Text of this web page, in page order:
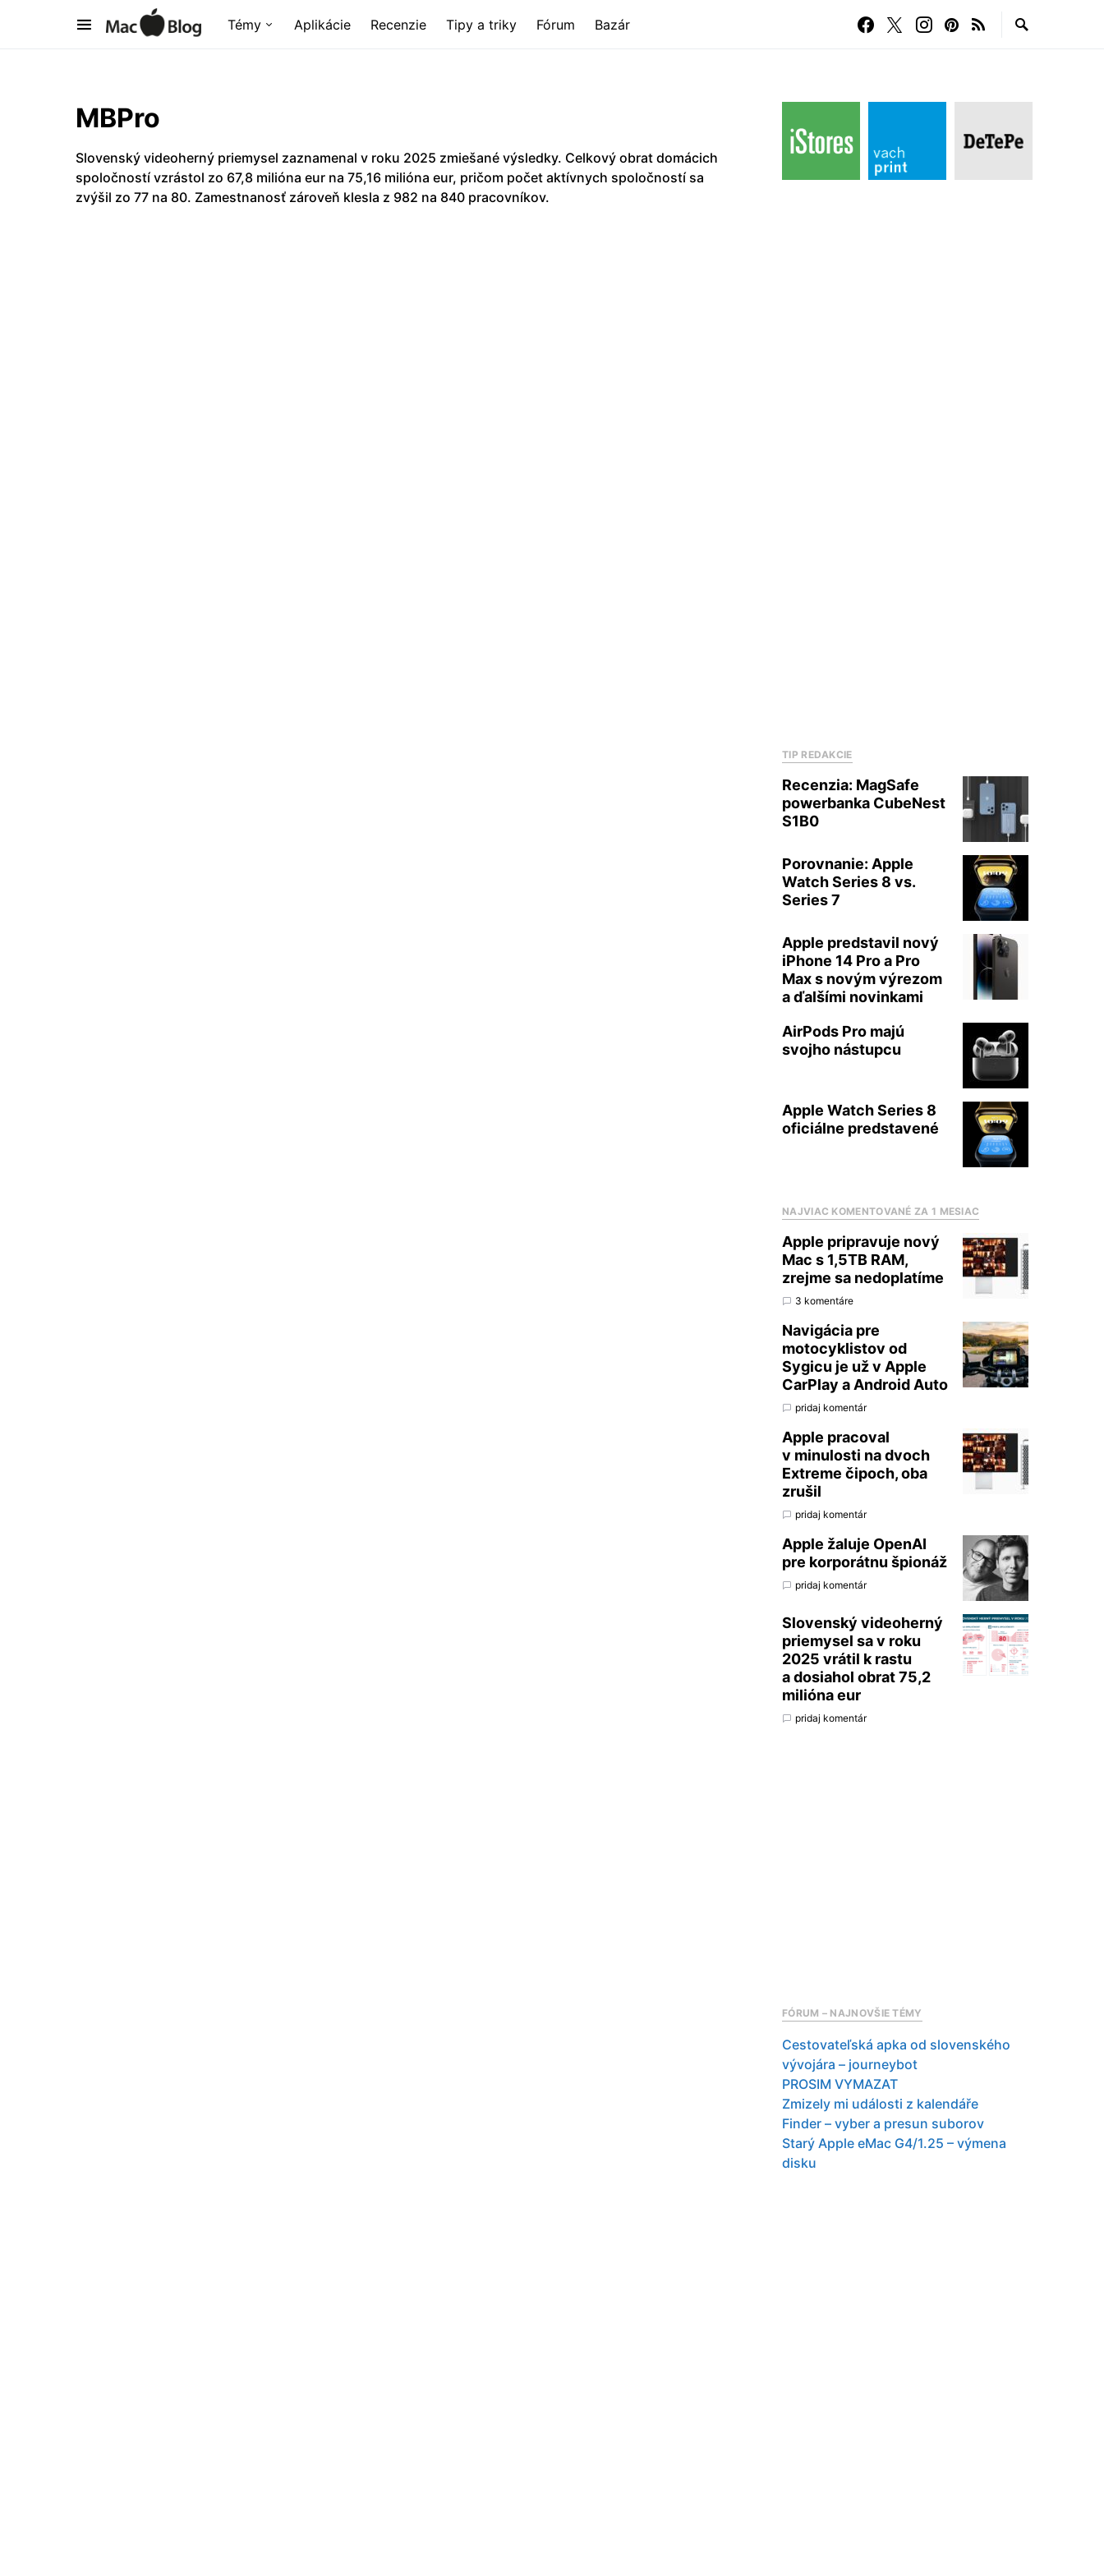
Témy Aplikácie Recenzie Tipy a triky Fórum Bazár
MBPro
Slovenský videoherný priemysel zaznamenal v roku 2025 zmiešané výsledky. Celkový obrat domácich
spoločností vzrástol zo 67,8 milióna eur na 75,16 milióna eur, pričom počet aktívnych spoločností sa
zvýšil zo 77 na 80. Zamestnanosť zároveň klesla z 982 na 840 pracovníkov.
TIP REDAKCIE
Recenzia: MagSafe
powerbanka CubeNest
S1B0
Porovnanie: Apple
Watch Series 8 vs.
Series 7
Apple predstavil nový
iPhone 14 Pro a Pro
Max s novým výrezom
a ďalšími novinkami
AirPods Pro majú
svojho nástupcu
Apple Watch Series 8
oficiálne predstavené
NAJVIAC KOMENTOVANÉ ZA 1 MESIAC
Apple pripravuje nový
Mac s 1,5TB RAM,
zrejme sa nedoplatíme
3 komentáre
Navigácia pre
motocyklistov od
Sygicu je už v Apple
CarPlay a Android Auto
pridaj komentár
Apple pracoval
v minulosti na dvoch
Extreme čipoch, oba
zrušil
pridaj komentár
Apple žaluje OpenAI
pre korporátnu špionáž
pridaj komentár
Slovenský videoherný
priemysel sa v roku
2025 vrátil k rastu
a dosiahol obrat 75,2
milióna eur
pridaj komentár
FÓRUM – NAJNOVŠIE TÉMY
Cestovateľská apka od slovenského
vývojára – journeybot
PROSIM VYMAZAT
Zmizely mi události z kalendáře
Finder – vyber a presun suborov
Starý Apple eMac G4/1.25 – výmena
disku